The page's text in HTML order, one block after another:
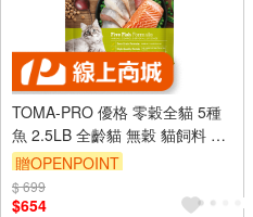
TOMA-PRO 優格 零穀全貓 5種
魚 2.5LB 全齡貓 無穀 貓飼料 鮭
魚 5種魚 天然糧
贈OPENPOINT
$ 699
$654